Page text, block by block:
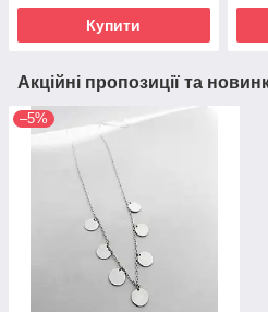
Купити
Акційні пропозиції та
–5%